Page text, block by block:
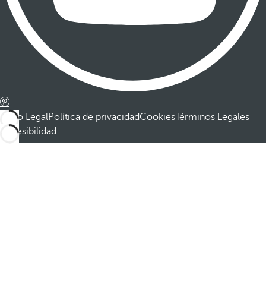
Aviso LegalPolítica de privacidadCookiesTérminos Legales
Accesibilidad